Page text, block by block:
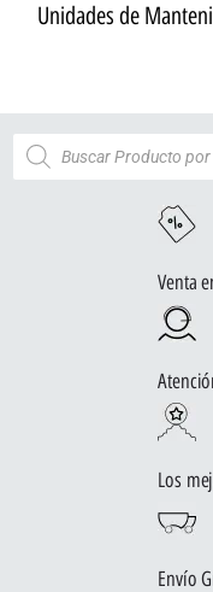
Unidades de
Venta
Los
Envío